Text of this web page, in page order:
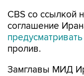
CBS со ссылкой
соглашение
предусматривать
пролив.
Замглавы МИД